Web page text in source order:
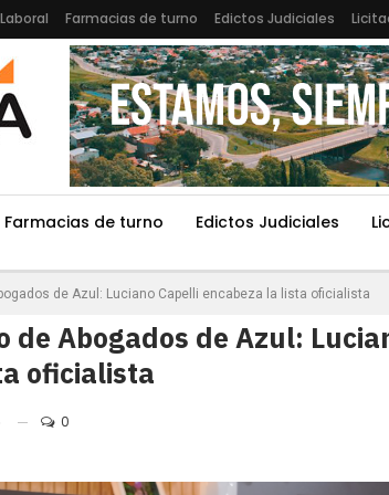
Farmacias de turno Edictos Judiciales
Farmacias de turno Edictos Judiciales
de Azul: Luciano Capelli encabeza la lista oficialista
de Abogados de Azul:
oficialista
0